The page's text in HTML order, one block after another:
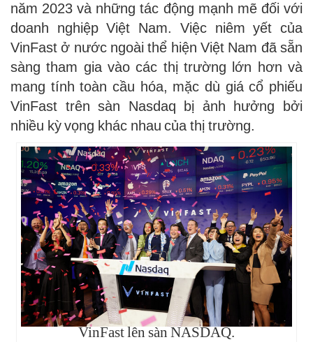
năm 2023 và những tác động mạnh mẽ đối với
doanh nghiệp Việt Nam. Việc niêm yết của
VinFast ở nước ngoài thể hiện Việt Nam đã sẵn
sàng tham gia vào các thị trường lớn hơn và
mang tính toàn cầu hóa, mặc dù giá cổ phiếu
VinFast trên sàn Nasdaq bị ảnh hưởng bởi
nhiều kỳ vọng khác nhau của thị trường.
VinFast lên sàn NASDAQ.